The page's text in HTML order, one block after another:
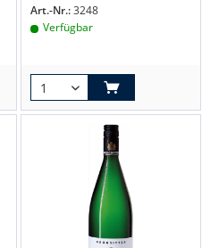
Art.-Nr.:3248
Verfügbar